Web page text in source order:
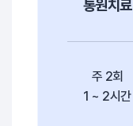
통원치료
주 2회
1 ~ 2시간